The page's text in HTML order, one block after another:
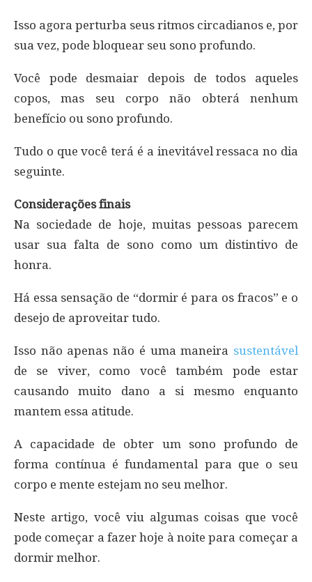
Isso agora perturba seus ritmos circadianos e, por
sua vez, pode bloquear seu sono profundo.
Você pode desmaiar depois de todos aqueles
copos, mas seu corpo não obterá nenhum
benefício ou sono profundo.
Tudo o que você terá é a inevitável ressaca no dia
seguinte.
Considerações finais
Na sociedade de hoje, muitas pessoas parecem
usar sua falta de sono como um distintivo de
honra.
Há essa sensação de “dormir é para os fracos” e o
desejo de aproveitar tudo.
Isso não apenas não é uma maneira sustentável
de se viver, como você também pode estar
causando muito dano a si mesmo enquanto
mantem essa atitude.
A capacidade de obter um sono profundo de
forma contínua é fundamental para que o seu
corpo e mente estejam no seu melhor.
Neste artigo, você viu algumas coisas que você
pode começar a fazer hoje à noite para começar a
dormir melhor.